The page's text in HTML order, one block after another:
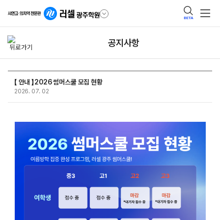
BETA
공지사항
【 안내 】2026 썸머스쿨 모집 현황
2026. 07. 02